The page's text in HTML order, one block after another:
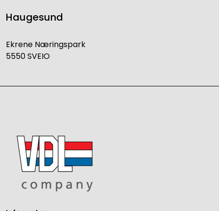
Haugesund
Ekrene Næringspark
5550 SVEIO